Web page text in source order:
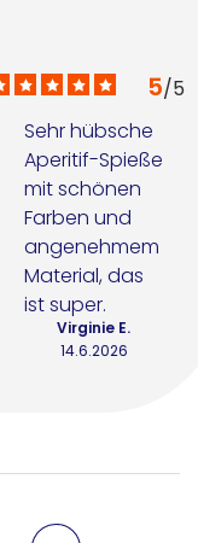
5/5
Sehr hübsche
Aperitif-Spieße
mit schönen
Farben und
angenehmem
Material, das
ist super.
14.6.2026
Virginie E.